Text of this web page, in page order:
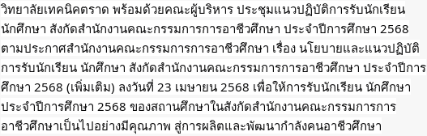
วิทยาลัยเทคนิคตราด พร้อมด้วยคณะผู้บริหาร ประชุมแนวปฏิบัติการรับนักเรียน
นักศึกษา สังกัดสำนักงานคณะกรรมการการอาชีวศึกษา ประจำปีการศึกษา 2568
ตามประกาศสำนักงานคณะกรรมการการอาชีวศึกษา เรื่อง นโยบายและแนวปฏิบัติ
การรับนักเรียน นักศึกษา สังกัดสำนักงานคณะกรรมการการอาชีวศึกษา ประจำปีการ
ศึกษา 2568 (เพิ่มเติม) ลงวันที่ 23 เมษายน 2568 เพื่อให้การรับนักเรียน นักศึกษา
ประจำปีการศึกษา 2568 ของสถานศึกษาในสังกัดสำนักงานคณะกรรมการการ
อาชีวศึกษาเป็นไปอย่างมีคุณภาพ สู่การผลิตและพัฒนากำลังคนอาชีวศึกษา